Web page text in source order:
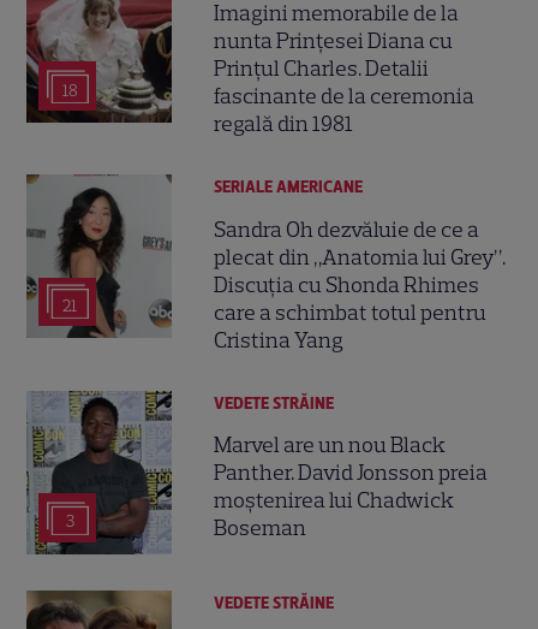
18
Imagini memorabile de la
nunta Prințesei Diana cu
Prințul Charles. Detalii
fascinante de la ceremonia
regală din 1981
21
SERIALE AMERICANE
Sandra Oh dezvăluie de ce a
plecat din „Anatomia lui Grey”.
Discuția cu Shonda Rhimes
care a schimbat totul pentru
Cristina Yang
3
VEDETE STRĂINE
Marvel are un nou Black
Panther. David Jonsson preia
moștenirea lui Chadwick
Boseman
VEDETE STRĂINE